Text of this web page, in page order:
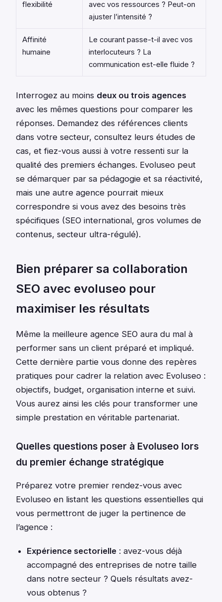
flexibilité
avec vos ressources ? Peut-on
ajuster l’intensité ?
Affinité
humaine
Le courant passe-t-il avec vos
interlocuteurs ? La
communication est-elle fluide ?
Interrogez au moins deux ou trois agences
avec les mêmes questions pour comparer les
réponses. Demandez des références clients
dans votre secteur, consultez leurs études de
cas, et fiez-vous aussi à votre ressenti sur la
qualité des premiers échanges. Evoluseo peut
se démarquer par sa pédagogie et sa réactivité,
mais une autre agence pourrait mieux
correspondre si vous avez des besoins très
spécifiques (SEO international, gros volumes de
contenus, secteur ultra-régulé).
Bien préparer sa collaboration
SEO avec evoluseo pour
maximiser les résultats
Même la meilleure agence SEO aura du mal à
performer sans un client préparé et impliqué.
Cette dernière partie vous donne des repères
pratiques pour cadrer la relation avec Evoluseo :
objectifs, budget, organisation interne et suivi.
Vous aurez ainsi les clés pour transformer une
simple prestation en véritable partenariat.
Quelles questions poser à Evoluseo lors
du premier échange stratégique
Préparez votre premier rendez-vous avec
Evoluseo en listant les questions essentielles qui
vous permettront de juger la pertinence de
l’agence :
Expérience sectorielle : avez-vous déjà
accompagné des entreprises de notre taille
dans notre secteur ? Quels résultats avez-
vous obtenus ?